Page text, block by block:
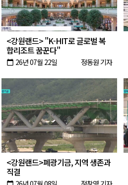
<강원랜드> "K-HIT로 글로벌 복
합리조트 꿈꾼다"
calendar_today 26년 07월 22일 정동원 기자
<강원랜드>폐광기금, 지역 생존과
직결